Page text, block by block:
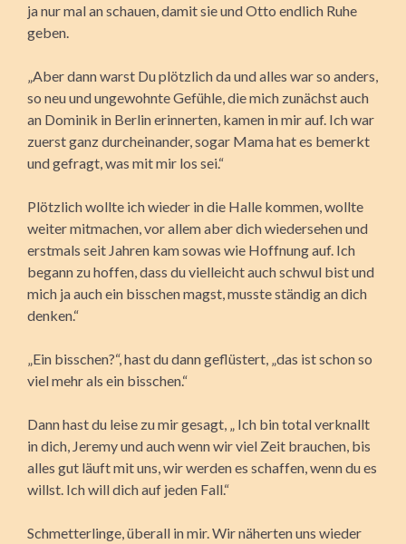
ja nur mal an schauen, damit sie und Otto endlich Ruhe
geben.
„Aber dann warst Du plötzlich da und alles war so anders,
so neu und ungewohnte Gefühle, die mich zunächst auch
an Dominik in Berlin erinnerten, kamen in mir auf. Ich war
zuerst ganz durcheinander, sogar Mama hat es bemerkt
und gefragt, was mit mir los sei.“
Plötzlich wollte ich wieder in die Halle kommen, wollte
weiter mitmachen, vor allem aber dich wiedersehen und
erstmals seit Jahren kam sowas wie Hoffnung auf. Ich
begann zu hoffen, dass du vielleicht auch schwul bist und
mich ja auch ein bisschen magst, musste ständig an dich
denken.“
„Ein bisschen?“, hast du dann geflüstert, „das ist schon so
viel mehr als ein bisschen.“
Dann hast du leise zu mir gesagt, „ Ich bin total verknallt
in dich, Jeremy und auch wenn wir viel Zeit brauchen, bis
alles gut läuft mit uns, wir werden es schaffen, wenn du es
willst. Ich will dich auf jeden Fall.“
Schmetterlinge, überall in mir. Wir näherten uns wieder